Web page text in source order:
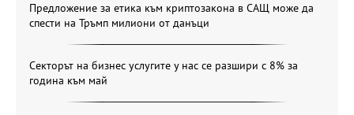
Предложение за етика към криптозакона в САЩ може да
спести на Тръмп милиони от данъци
Секторът на бизнес услугите у нас се разшири с 8% за
година към май